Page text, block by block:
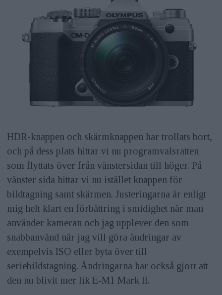
HDR-knappen och skärmknappen har trollats bort,
och på dess plats hittar vi nu programvalsratten
som flyttats över från vänstersidan till höger. På
vänster sida hittar vi nu istället knappen för
bildtagning samt skärmen. Justeringarna är enligt
mig helt klart en förbättring i smidighet när man
använder kameran och jag upplever den som
snabbanvänd när jag vill göra ändringar av
exempelvis ISO eller byta över till
seriebildstagning. Ändringarna har också gjort att
den nu blivit mer lik E-M1 Mark II.